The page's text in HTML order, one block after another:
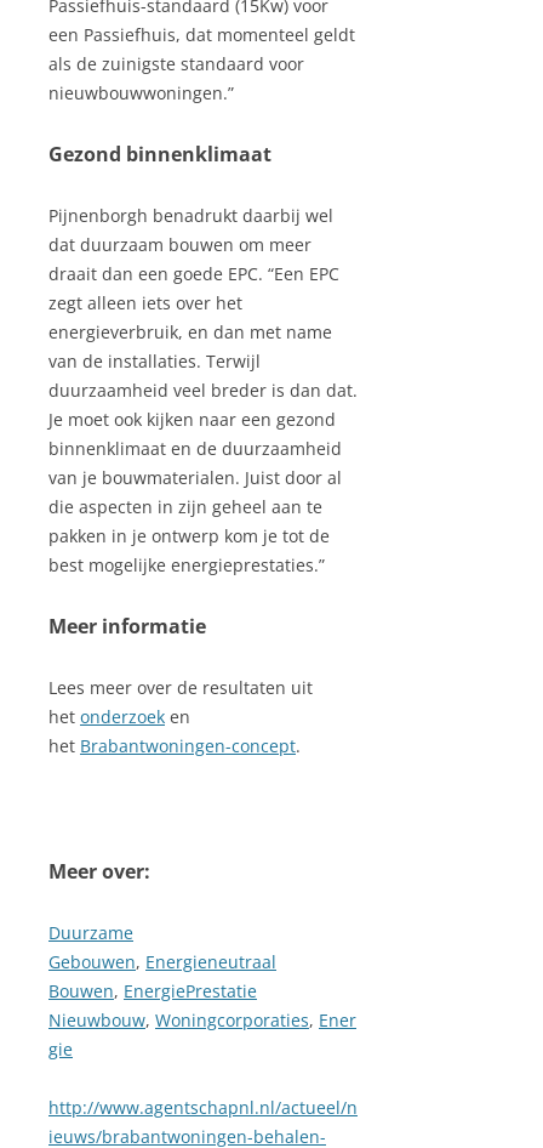
Passiefhuis-standaard (15Kw) voor
een Passiefhuis, dat momenteel geldt
als de zuinigste standaard voor
nieuwbouwwoningen.”
Gezond binnenklimaat
Pijnenborgh benadrukt daarbij wel
dat duurzaam bouwen om meer
draait dan een goede EPC. “Een EPC
zegt alleen iets over het
energieverbruik, en dan met name
van de installaties. Terwijl
duurzaamheid veel breder is dan dat.
Je moet ook kijken naar een gezond
binnenklimaat en de duurzaamheid
van je bouwmaterialen. Juist door al
die aspecten in zijn geheel aan te
pakken in je ontwerp kom je tot de
best mogelijke energieprestaties.”
Meer informatie
Lees meer over de resultaten uit
het onderzoek en
het Brabantwoningen-concept.
Meer over:
Duurzame
Gebouwen, Energieneutraal
Bouwen, EnergiePrestatie
Nieuwbouw, Woningcorporaties, Ener
gie
http://www.agentschapnl.nl/actueel/n
ieuws/brabantwoningen-behalen-